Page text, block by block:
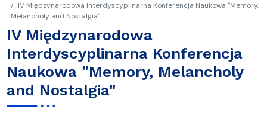
IV Międzynarodowa Interdyscyplinarna Konferencja Naukowa "Memory,
Melancholy and Nostalgia"
IV Międzynarodowa
Interdyscyplinarna Konferencja
Naukowa "Memory, Melancholy
and Nostalgia"